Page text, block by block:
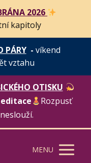
2026
kapitoly
PÁRY- víkend
vztahu
OTISKU
Rozpusť
MENU